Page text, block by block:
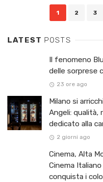
1 2 3
LATEST POSTS
Il fenomeno
delle sorprese
23 ore ago
Milano si
Angeli: qualità,
dedicato alla
2 giorni ago
Cinema, Alta
Cinema
conquista i